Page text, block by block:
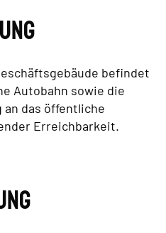
befindet
Autobahn sowie die
das öffentliche
Erreichbarkeit.